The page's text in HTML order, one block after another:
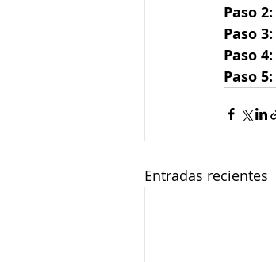
Paso 2:
Paso 3:
Paso 4:
Paso 5:
Entradas recientes